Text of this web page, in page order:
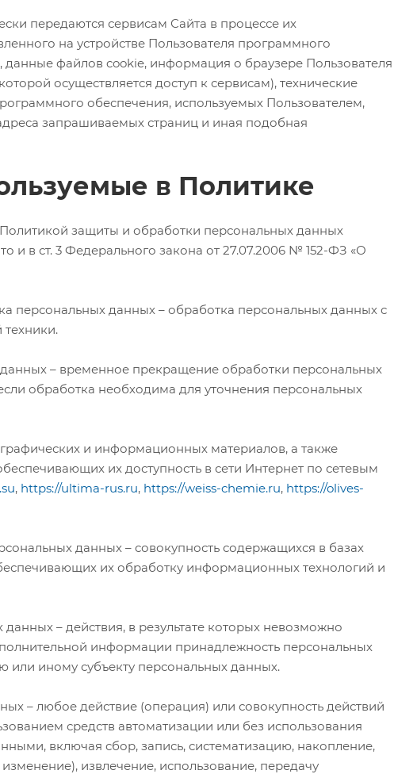
передаются сервисам Сайта в процессе их
на устройстве Пользователя программного
данные файлов cookie, информация о браузере Пользователя
осуществляется доступ к сервисам), технические
обеспечения, используемых Пользователем,
запрашиваемых страниц и иная подобная
в Политике
защиты и обработки персональных данных
и в ст. 3 Федерального закона от 27.07.2006 № 152-ФЗ «О
персональных данных – обработка персональных данных с
– временное прекращение обработки персональных
обработка необходима для уточнения персональных
графических и информационных материалов, а также
их доступность в сети Интернет по сетевым
, https://ultima-rus.ru, https://weiss-chemie.ru, https://olives-
данных – совокупность содержащихся в базах
их обработку информационных технологий и
– действия, в результате которых невозможно
информации принадлежность персональных
или иному субъекту персональных данных.
– любое действие (операция) или совокупность действий
средств автоматизации или без использования
включая сбор, запись, систематизацию, накопление,
извлечение, использование, передачу